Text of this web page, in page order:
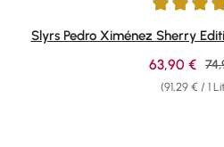
Durchschnittliche Bewertung
Slyrs Pedro Ximénez Sherry
(91,29 € / 1
63,90 €